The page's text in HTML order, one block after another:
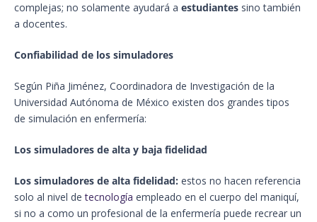
complejas; no solamente ayudará a estudiantes sino también
a docentes.
Confiabilidad de los simuladores
Según Piña Jiménez, Coordinadora de Investigación de la
Universidad Autónoma de México existen dos grandes tipos
de simulación en enfermería:
Los simuladores de alta y baja fidelidad
Los simuladores de alta fidelidad: estos no hacen referencia
solo al nivel detecnología empleado en el cuerpo del maniquí,
si no a como un profesional de la enfermería puede recrear un